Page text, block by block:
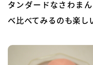
タンダードなさわま
べ比べてみるのも楽し